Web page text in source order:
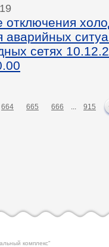
аварийных
сетях
664 665 666 ... 915
комплекс"